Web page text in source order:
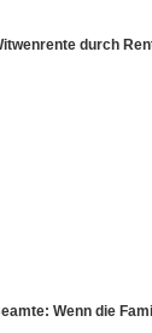
durch
Wenn die